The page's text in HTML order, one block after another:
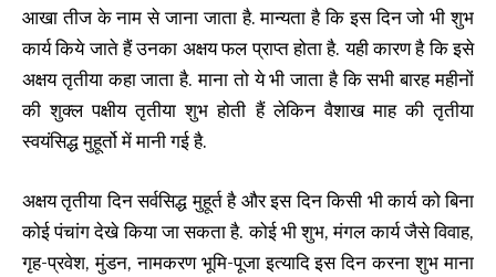
आखा तीज के नाम से जाना जाता है. मान्यता है कि इस दिन जो भी शुभ
कार्य किये जाते हैं उनका अक्षय फल प्राप्त होता है. यही कारण है कि इसे
अक्षय तृतीया कहा जाता है. माना तो ये भी जाता है कि सभी बारह महीनों
की शुक्ल पक्षीय तृतीया शुभ होती हैं लेकिन वैशाख माह की तृतीया
स्वयंसिद्ध मुहूर्तो में मानी गई है.
अक्षय तृतीया दिन सर्वसिद्ध मुहूर्त है और इस दिन किसी भी कार्य को बिना
कोई पंचांग देखे किया जा सकता है. कोई भी शुभ, मंगल कार्य जैसे विवाह,
गृह-प्रवेश, मुंडन, नामकरण भूमि-पूजा इत्यादि इस दिन करना शुभ माना